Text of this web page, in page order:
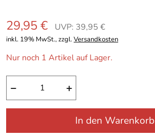
29,95 € UVP: 39,95 €
inkl. 19% MwSt., zzgl.Versandkosten
Nur noch 1 Artikel auf Lager.
− +
In den Warenkorb